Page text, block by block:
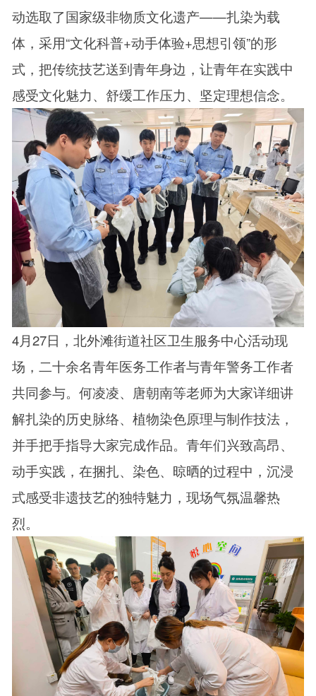
动选取了国家级非物质文化遗产——扎染为载
体，采用“文化科普+动手体验+思想引领”的形
式，把传统技艺送到青年身边，让青年在实践中
感受文化魅力、舒缓工作压力、坚定理想信念。
4月27日，北外滩街道社区卫生服务中心活动现
场，二十余名青年医务工作者与青年警务工作者
共同参与。何凌凌、唐朝南等老师为大家详细讲
解扎染的历史脉络、植物染色原理与制作技法，
并手把手指导大家完成作品。青年们兴致高昂、
动手实践，在捆扎、染色、晾晒的过程中，沉浸
式感受非遗技艺的独特魅力，现场气氛温馨热
烈。